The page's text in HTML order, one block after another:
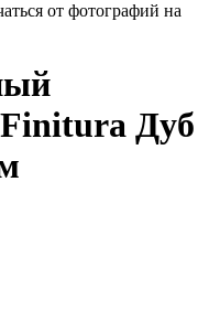
от фотографий на
Дуб